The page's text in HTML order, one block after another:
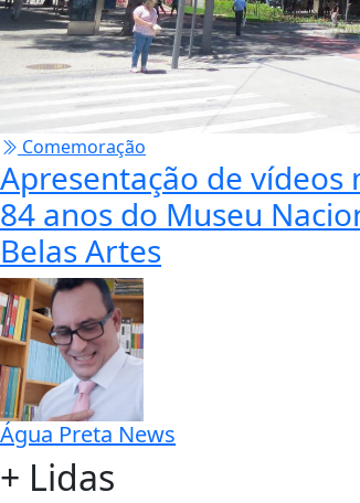
Comemoração
Apresentação de vídeos
84 anos do Museu
Belas Artes
Água Preta News
+ Lidas